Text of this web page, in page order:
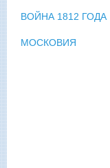
ВОЙНА 1812 ГОДА
МОСКОВИЯ